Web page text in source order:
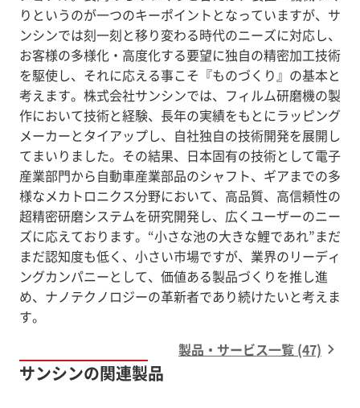
りというのが一つのキーポイントとなっていますが、サ
ンシンでは刻一刻と移り変わる時代のニーズに対応し、
お客様の多様化・高度化する要望に独自の精密加工技術
を駆使し、それに応える事こそ『ものづくり』の基本と
考えます。株式会社サンシンでは、フィルム研磨機の製
作において技術と経験、長年の実績をもとにラッピング
メーカーとタイアップし、自社独自の技術開発を展開し
てまいりました。その結果、日本固有の技術として電子
産業部門から自動車産業部品のシャフト、ギアまでの多
様なメカトロニクス分野において、高品質、高信頼性の
超精密研磨システムを研究開発し、広くユーザーのニー
ズに応えております。“小さな池の大きな鯉であれ”まだ
まだ認知度も低く、小さい市場ですが、業界のリーディ
ングカンパニーとして、価値ある製品づくりを推し進
め、ナノテクノロジーの革新者であり続けたいと考えま
す。
製品・サービス一覧 (47)
サンシンの関連製品